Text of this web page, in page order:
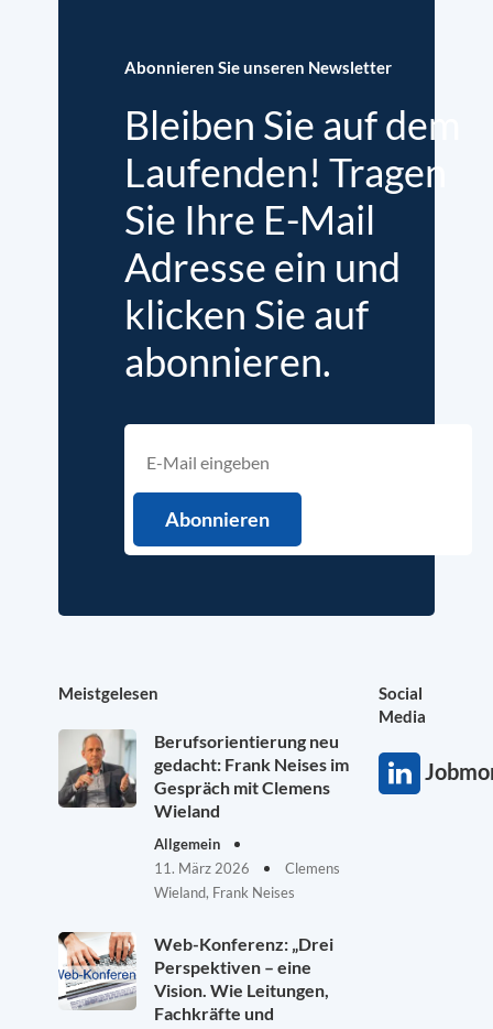
Abonnieren Sie unseren Newsletter
Bleiben Sie auf dem
Laufenden! Tragen
Sie Ihre E-Mail
Adresse ein und
klicken Sie auf
abonnieren.
Meistgelesen
Berufsorientierung neu
gedacht: Frank Neises im
Gespräch mit Clemens
Wieland
Allgemein
11. März 2026
Clemens
Wieland, Frank Neises
Web-Konferenz: „Drei
Perspektiven – eine
Vision. Wie Leitungen,
Fachkräfte und
Social
Media